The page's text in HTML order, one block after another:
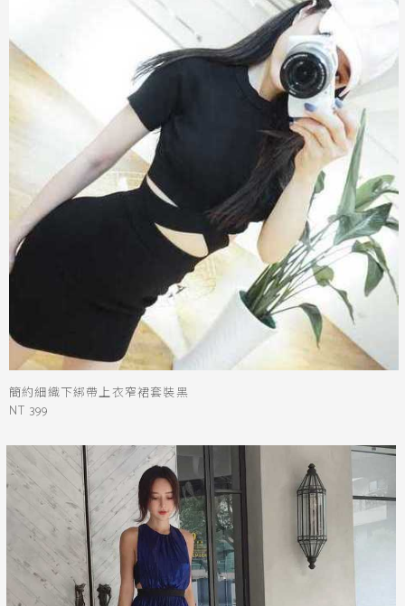
簡約細織下綁帶上衣窄裙套裝黑
NT 399